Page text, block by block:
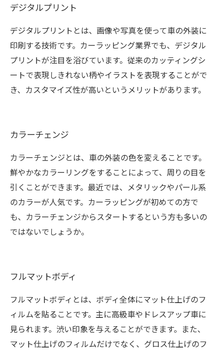
デジタルプリント
デジタルプリントとは、画像や写真を使って車の外装に
印刷する技術です。カーラッピング業界でも、デジタル
プリントが注目を浴びています。従来のカッティングシ
ートで表現しきれない柄やイラストを表現することがで
き、カスタマイズ性が高いというメリットがあります。
カラーチェンジ
カラーチェンジとは、車の外装の色を変えることです。
鮮やかなカラーリングをすることによって、周りの目を
引くことができます。最近では、メタリックやパール系
のカラーが人気です。カーラッピングが初めての方で
も、カラーチェンジからスタートするという方も多いの
ではないでしょうか。
フルマットボディ
フルマットボディとは、ボディ全体にマット仕上げのフ
ィルムを貼ることです。主に高級車やドレスアップ車に
見られます。渋い印象を与えることができます。また、
マット仕上げのフィルムだけでなく、グロス仕上げのフ